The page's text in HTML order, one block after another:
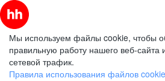
Мы используем файлы cookie, чтобы
правильную работу нашего веб-сайта
сетевой трафик.
Правила использования файлов cookie